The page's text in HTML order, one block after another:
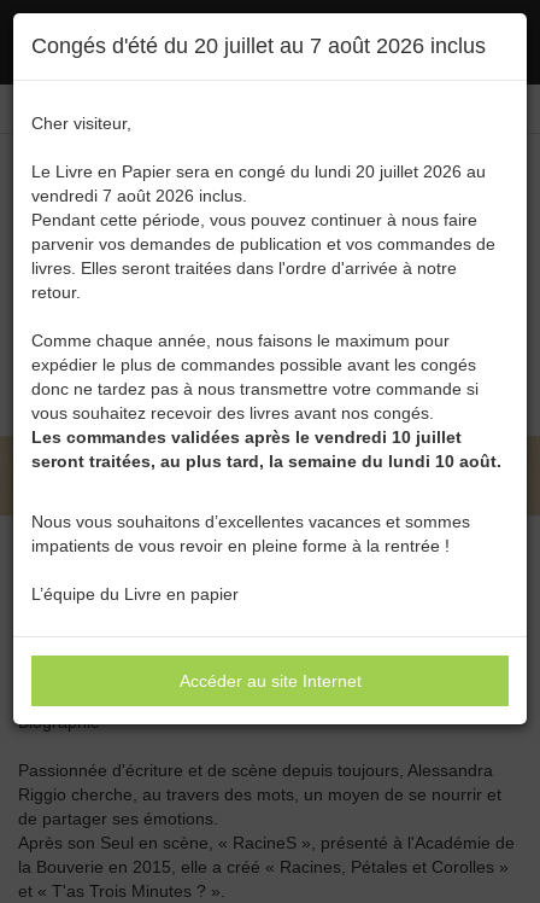
l'utilisation :politique en matière de confidentialité Accepter
Congés d'été du 20 juillet au 7 août 2026 inclus
Cher visiteur,
Le Livre en Papier sera en congé du lundi 20 juillet 2026 au
vendredi 7 août 2026 inclus.
Pendant cette période, vous pouvez continuer à nous faire
parvenir vos demandes de publication et vos commandes de
livres. Elles seront traitées dans l'ordre d'arrivée à notre
retour.
Comme chaque année, nous faisons le maximum pour
expédier le plus de commandes possible avant les congés
donc ne tardez pas à nous transmettre votre commande si
vous souhaitez recevoir des livres avant nos congés.
Les commandes validées après le vendredi 10 juillet
seront traitées, au plus tard, la semaine du lundi 10 août.
Nous vous souhaitons d’excellentes vacances et sommes
impatients de vous revoir en pleine forme à la rentrée !
L’équipe du Livre en papier
Accéder au site Internet
Menu
0
LE LIVRE EN PAPIER • ALESSANDRA RIGGIO
Toutes les catégories
ALESSANDRA RIGGIO
Biographie
Passionnée d'écriture et de scène depuis toujours, Alessandra
Riggio cherche, au travers des mots, un moyen de se nourrir et
de partager ses émotions.
Après son Seul en scène, « RacineS », présenté à l'Académie de
la Bouverie en 2015, elle a créé « Racines, Pétales et Corolles »
et « T'as Trois Minutes ? ».